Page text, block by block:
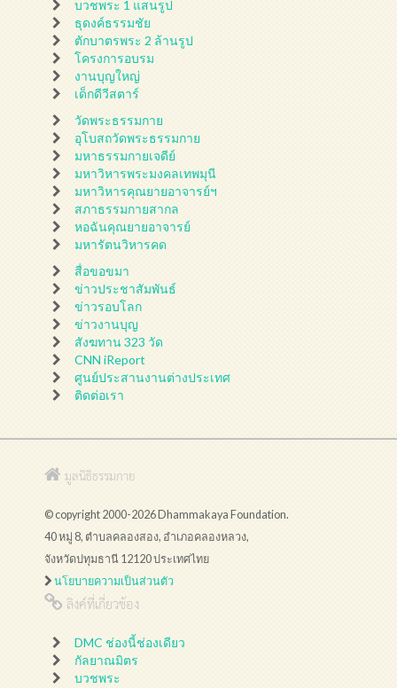
บวชพระ 1 แสนรูป
ธุดงค์ธรรมชัย
ตักบาตรพระ 2 ล้านรูป
โครงการอบรม
งานบุญใหญ่
เด็กดีวีสตาร์
วัดพระธรรมกาย
อุโบสถวัดพระธรรมกาย
มหาธรรมกายเจดีย์
มหาวิหารพระมงคลเทพมุนี
มหาวิหารคุณยายอาจารย์ฯ
สภาธรรมกายสากล
หอฉันคุณยายอาจารย์
มหารัตนวิหารคด
สื่อขอขมา
ข่าวประชาสัมพันธ์
ข่าวรอบโลก
ข่าวงานบุญ
สังฆทาน 323 วัด
CNN iReport
ศูนย์ประสานงานต่างประเทศ
ติดต่อเรา
มูลนิธิธรรมกาย
© copyright 2000-2026 Dhammakaya Foundation.
40 หมู่ 8, ตำบลคลองสอง, อำเภอคลองหลวง,
จังหวัดปทุมธานี 12120 ประเทศไทย
นโยบายความเป็นส่วนตัว
ลิงค์ที่เกี่ยวข้อง
DMC ช่องนี้ช่องเดียว
กัลยาณมิตร
บวชพระ